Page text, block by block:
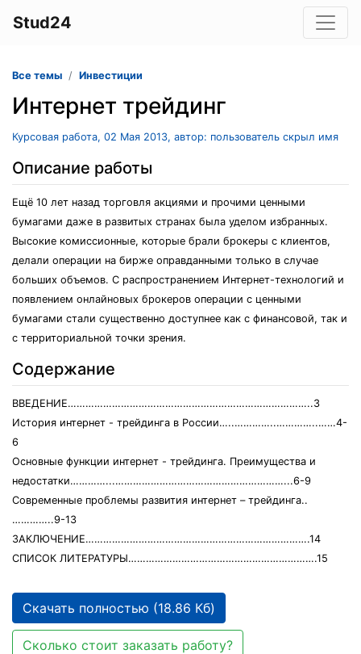
Stud24
Все темы Инвестиции
Интернет трейдинг
Курсовая работа, 02 Мая 2013, автор: пользователь скрыл имя
Описание работы
Ещё 10 лет назад торговля акциями и прочими ценными
бумагами даже в развитых странах была уделом избранных.
Высокие комиссионные, которые брали брокеры с клиентов,
делали операции на бирже оправданными только в случае
больших объемов. С распространением Интернет-технологий и
появлением онлайновых брокеров операции с ценными
бумагами стали существенно доступнее как с финансовой, так и
с территориальной точки зрения.
Содержание
ВВЕДЕНИЕ………………………………………………………………………..3
История интернет - трейдинга в России…..…………..…………..……4-
6
Основные функции интернет - трейдинга. Преимущества и
недостатки…………...…………………………………………………...6-9
Современные проблемы развития интернет – трейдинга..
…………..9-13
ЗАКЛЮЧЕНИЕ………………………………………………………………….14
СПИСОК ЛИТЕРАТУРЫ……………………………………………………….15
Скачать полностью (18.86 Кб)
Сколько стоит заказать работу?